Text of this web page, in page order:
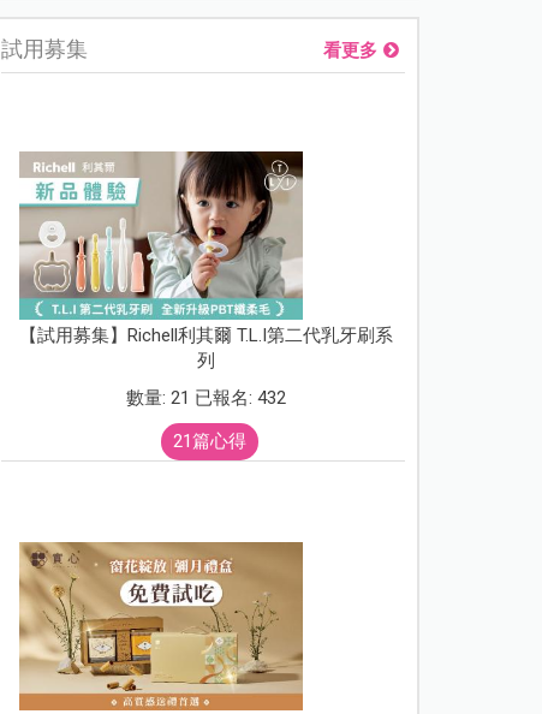
試用募集 看更多
【試用募集】Richell利其爾 T.L.I第二代乳牙刷系
列
數量: 21 已報名: 432
21篇心得